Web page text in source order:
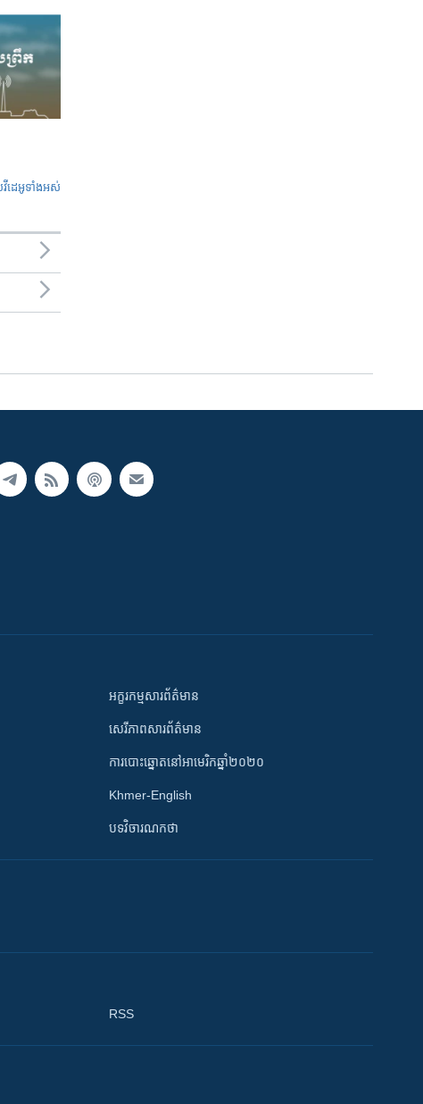
ដេអូ​ទាំង​អស់
អក្ខរកម្មសារព័ត៌មាន
សេរីភាពសារព័ត៌មាន
ការបោះឆ្នោតនៅអាមេរិកឆ្នាំ២០២០
Khmer-English
បទវិចារណកថា
RSS